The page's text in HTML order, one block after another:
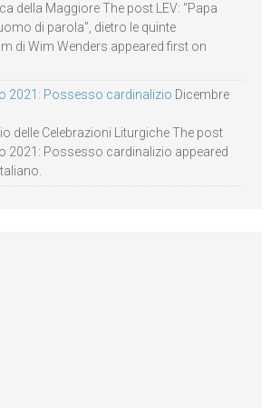
della Maggiore The post LEV: “Papa
di parola”, dietro le quinte
di Wim Wenders appeared first on
2021: Possesso cardinalizio Dicembre
delle Celebrazioni Liturgiche The post
2021: Possesso cardinalizio appeared